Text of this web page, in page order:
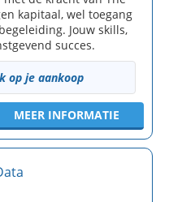
kapitaal, wel toegang
Jouw skills,
succes.
op je aankoop
MEER INFORMATIE